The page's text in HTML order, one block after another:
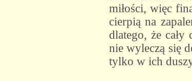
miłości, więc
cierpią na
dlatego, że
nie wyleczą się
tylko w ich